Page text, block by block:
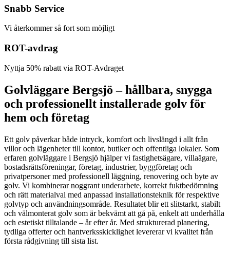
Snabb Service
Vi återkommer så fort som möjligt
ROT-avdrag
Nyttja 50% rabatt via ROT-Avdraget
Golvläggare Bergsjö – hållbara, snygga
och professionellt installerade golv för
hem och företag
Ett golv påverkar både intryck, komfort och livslängd i allt från
villor och lägenheter till kontor, butiker och offentliga lokaler. Som
erfaren golvläggare i Bergsjö hjälper vi fastighetsägare, villaägare,
bostadsrättsföreningar, företag, industrier, byggföretag och
privatpersoner med professionell läggning, renovering och byte av
golv. Vi kombinerar noggrant underarbete, korrekt fuktbedömning
och rätt materialval med anpassad installationsteknik för respektive
golvtyp och användningsområde. Resultatet blir ett slitstarkt, stabilt
och välmonterat golv som är bekvämt att gå på, enkelt att underhålla
och estetiskt tilltalande – år efter år. Med strukturerad planering,
tydliga offerter och hantverksskicklighet levererar vi kvalitet från
första rådgivning till sista list.